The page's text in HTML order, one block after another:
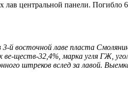
лав центральной панели. Погибло
й восточной лаве пласта
ществ-32,4%, марка угля ГЖ,
штреков вслед за лавой.